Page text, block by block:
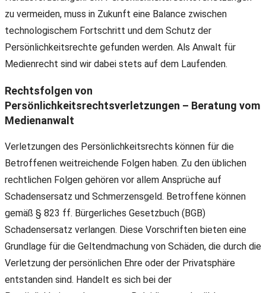
zu vermeiden, muss in Zukunft eine Balance zwischen
technologischem Fortschritt und dem Schutz der
Persönlichkeitsrechte gefunden werden. Als Anwalt für
Medienrecht sind wir dabei stets auf dem Laufenden.
Rechtsfolgen von
Persönlichkeitsrechtsverletzungen – Beratung vom
Medienanwalt
Verletzungen des Persönlichkeitsrechts können für die
Betroffenen weitreichende Folgen haben. Zu den üblichen
rechtlichen Folgen gehören vor allem Ansprüche auf
Schadensersatz und Schmerzensgeld. Betroffene können
gemäß § 823 ff. Bürgerliches Gesetzbuch (BGB)
Schadensersatz verlangen. Diese Vorschriften bieten eine
Grundlage für die Geltendmachung von Schäden, die durch die
Verletzung der persönlichen Ehre oder der Privatsphäre
entstanden sind. Handelt es sich bei der